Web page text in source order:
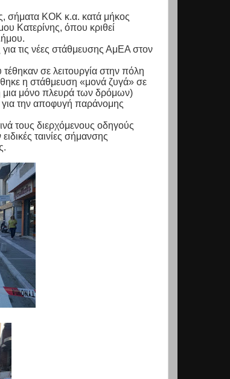
σήματα ΚΟΚ κ.α. κατά μήκος
Κατερίνης, όπου κριθεί
τις νέες στάθμευσης ΑμΕΑ στον
σε λειτουργία στην πόλη
η στάθμευση «μονά ζυγά» σε
μια μόνο πλευρά των δρόμων)
για την αποφυγή παράνομης
τους διερχόμενους οδηγούς
ταινίες σήμανσης